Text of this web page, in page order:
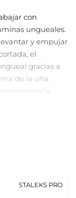
con
ungueales.
y empujar
el
gracias a
de la uña.
la
al afilado
de
STALEKS PRO